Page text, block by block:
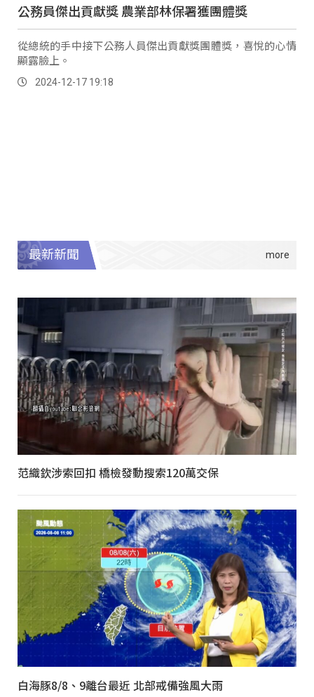
公務員傑出貢獻獎 農業部林保署獲團體獎
從總統的手中接下公務人員傑出貢獻獎團體獎，喜悅的心情
顯露臉上。
2024-12-17 19:18
最新新聞
范織欽涉索回扣 橋檢發動搜索120萬交保
白海豚8/8、9離台最近 北部戒備強風大雨